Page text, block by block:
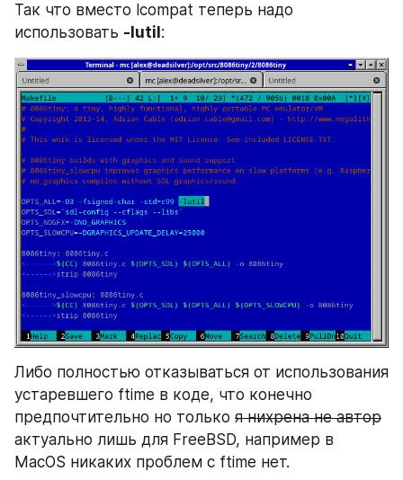
Так что вместо lcompat теперь надо
использовать -lutil :
Либо полностью отказываться от использования
устаревшего ftime в коде, что конечно
предпочтительно но только я нихрена не автор
актуально лишь для FreeBSD, например в
MacOS никаких проблем с ftime нет.